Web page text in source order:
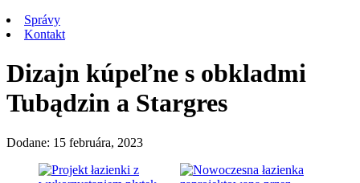
Správy
Kontakt
Dizajn kúpeľne s obkladmi
Tubądzin a Stargres
Dodane: 15 februára, 2023